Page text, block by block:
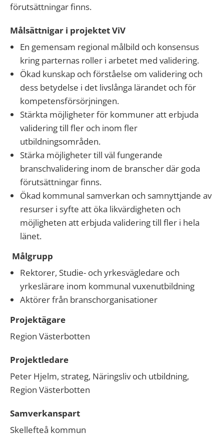
förutsättningar finns.
Målsättnigar i projektet ViV
En gemensam regional målbild och konsensus
kring parternas roller i arbetet med validering.
Ökad kunskap och förståelse om validering och
dess betydelse i det livslånga lärandet och för
kompetensförsörjningen.
Stärkta möjligheter för kommuner att erbjuda
validering till fler och inom fler
utbildningsområden.
Stärka möjligheter till väl fungerande
branschvalidering inom de branscher där goda
förutsättningar finns.
Ökad kommunal samverkan och samnyttjande av
resurser i syfte att öka likvärdigheten och
möjligheten att erbjuda validering till fler i hela
länet.
Målgrupp
Rektorer, Studie- och yrkesvägledare och
yrkeslärare inom kommunal vuxenutbildning
Aktörer från branschorganisationer
Projektägare
Region Västerbotten
Projektledare
Peter Hjelm, strateg, Näringsliv och utbildning,
Region Västerbotten
Samverkanspart
Skellefteå kommun